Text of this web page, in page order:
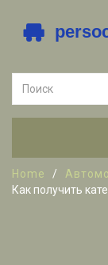
Home
Как получить